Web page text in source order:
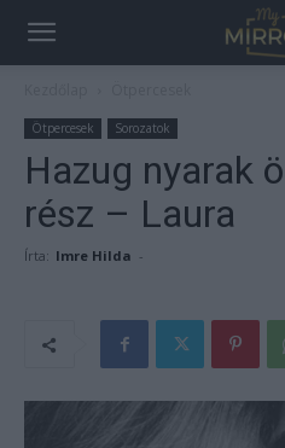
Ötpercesek Sorozatok
Hazug nyarak
rész – Laura
Írta: Imre Hilda -